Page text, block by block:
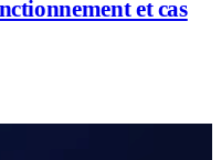
et cas